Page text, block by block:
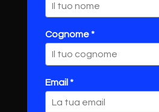
Cognome *
Email *